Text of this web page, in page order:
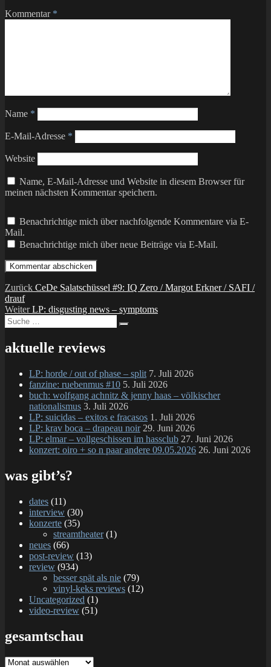
Kommentar *
Name *
E-Mail-Adresse *
Website
Name, E-Mail-Adresse und Website in diesem Browser für
meinen nächsten Kommentar speichern.
Benachrichtige mich über nachfolgende Kommentare via E-
Mail.
Benachrichtige mich über neue Beiträge via E-Mail.
Beitragsnavigation
Zurück Vorheriger
CeDe Salatschüssel #9: IQ Zero / Margot Erkner / SAFI /
drauf
Weiter Nächster
LP: disgusting news – symptoms
Suche
nach:
aktuelle reviews
LP: horde / out of phase – split 7. Juli 2026
fanzine: ruebenmus #10 5. Juli 2026
buch: wolfgang achnitz & jenny haas – völkischer
nationalismus 3. Juli 2026
LP: suicidas – exitos e fracasos 1. Juli 2026
LP: krav boca – drapeau noir 29. Juni 2026
LP: elmar – vollgeschissen im hassclub 27. Juni 2026
konzert: oiro + so n paar andere 09.05.2026 26. Juni 2026
was gibt’s?
dates (11)
interview (30)
konzerte (35)
streamtheater(1)
neues (66)
post-review (13)
review (934)
besser spät als nie (79)
vinyl-keks reviews (12)
Uncategorized (1)
video-review (51)
gesamtschau
gesamtschau